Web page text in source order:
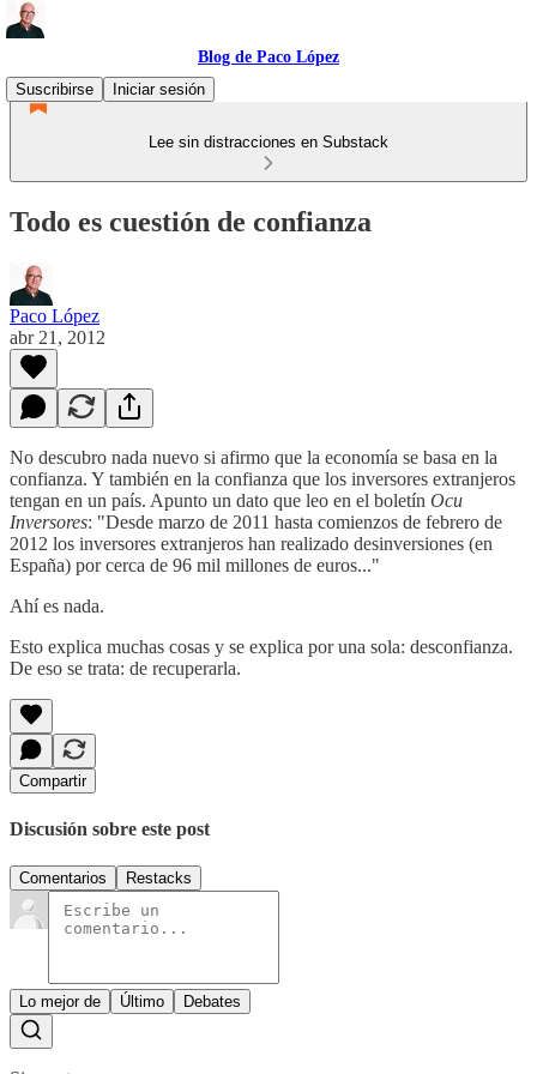
Blog de Paco López
Suscribirse
Iniciar sesión
Lee sin distracciones en Substack
Todo es cuestión de confianza
Paco López
abr 21, 2012
No descubro nada nuevo si afirmo que la economía se basa en la
confianza. Y también en la confianza que los inversores extranjeros
tengan en un país. Apunto un dato que leo en el boletín Ocu
Inversores: "Desde marzo de 2011 hasta comienzos de febrero de
2012 los inversores extranjeros han realizado desinversiones (en
España) por cerca de 96 mil millones de euros..."
Ahí es nada.
Esto explica muchas cosas y se explica por una sola: desconfianza.
De eso se trata: de recuperarla.
Compartir
Discusión sobre este post
Comentarios Restacks
Lo mejor de Último Debates